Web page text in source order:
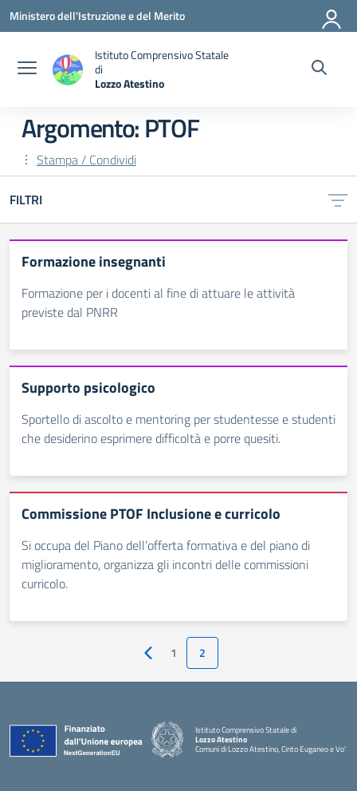
Vai ai contenuti
Vai al menu di navigazione
Vai al footer
Ministero dell'Istruzione e del Merito
Istituto Comprensivo Statale
di
Lozzo Atestino
Argomento: PTOF
Stampa / Condividi
FILTRI
Formazione insegnanti
Formazione per i docenti al fine di attuare le attività
previste dal PNRR
Supporto psicologico
Sportello di ascolto e mentoring per studentesse e studenti
che desiderino esprimere difficoltà e porre quesiti.
Commissione PTOF Inclusione e curricolo
Si occupa del Piano dell’offerta formativa e del piano di
miglioramento, organizza gli incontri delle commissioni
curricolo.
Pagina precedente
1 2
Istituto Comprensivo Statale di
Lozzo Atestino
Comuni di Lozzo Atestino, Cinto Euganeo e Vo'
— Visita la pagina iniziale della scuola